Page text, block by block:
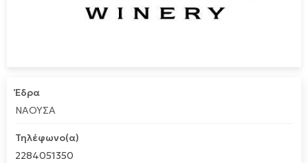
Έδρα
ΝΑΟΥΣΑ
Τηλέφωνο(α)
2284051350